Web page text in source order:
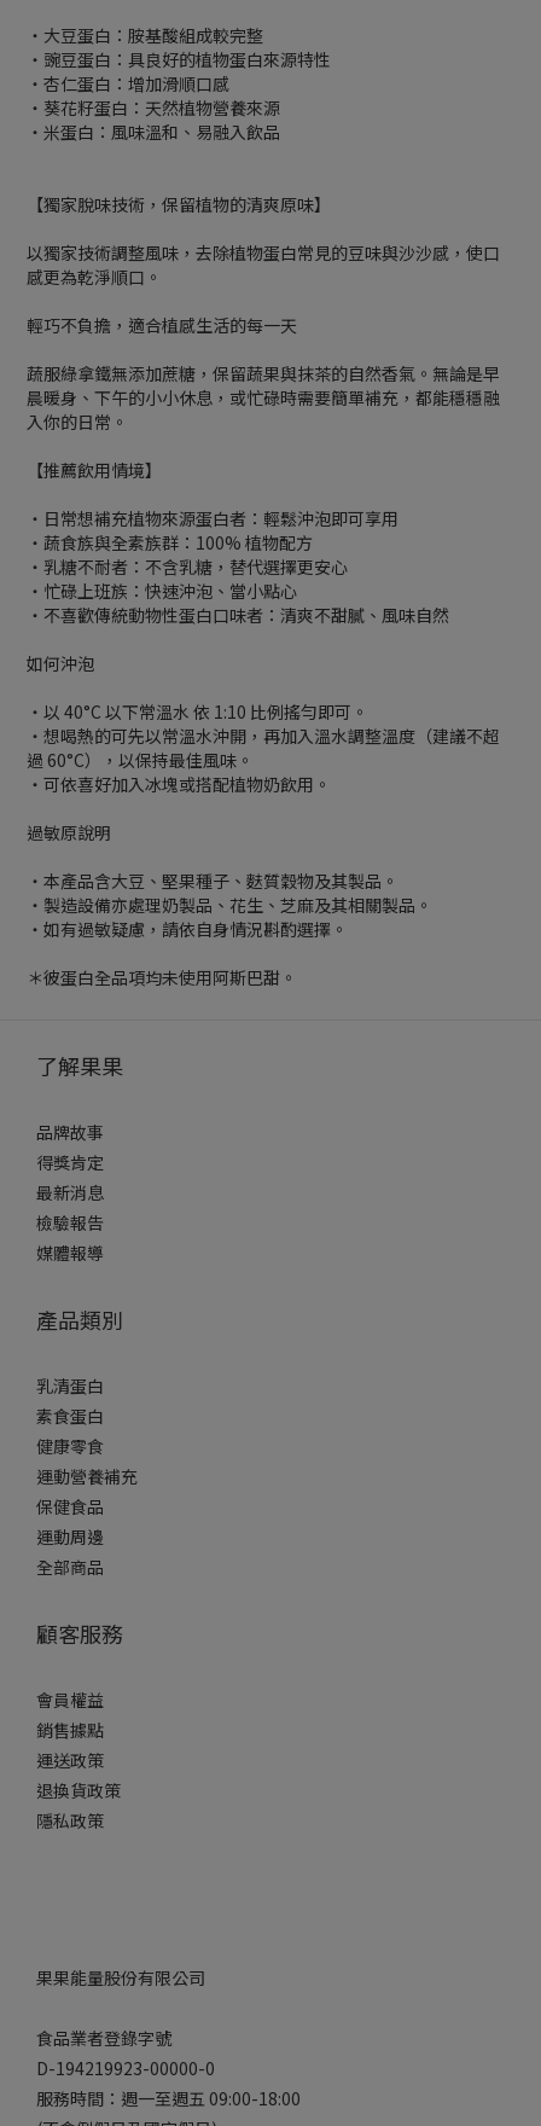
・大豆蛋白：胺基酸組成較完整
・豌豆蛋白：具良好的植物蛋白來源特性
・杏仁蛋白：增加滑順口感
・葵花籽蛋白：天然植物營養來源
・米蛋白：風味溫和、易融入飲品
【獨家脫味技術，保留植物的清爽原味】
以獨家技術調整風味，去除植物蛋白常見的豆味與沙沙感，使口
感更為乾淨順口。
輕巧不負擔，適合植感生活的每一天
蔬服綠拿鐵無添加蔗糖，保留蔬果與抹茶的自然香氣。無論是早
晨暖身、下午的小小休息，或忙碌時需要簡單補充，都能穩穩融
入你的日常。
【推薦飲用情境】
・日常想補充植物來源蛋白者：輕鬆沖泡即可享用
・蔬食族與全素族群：100% 植物配方
・乳糖不耐者：不含乳糖，替代選擇更安心
・忙碌上班族：快速沖泡、當小點心
・不喜歡傳統動物性蛋白口味者：清爽不甜膩、風味自然
如何沖泡
・以 40°C 以下常溫水 依 1:10 比例搖勻即可。
・想喝熱的可先以常溫水沖開，再加入溫水調整溫度（建議不超
過 60°C），以保持最佳風味。
・可依喜好加入冰塊或搭配植物奶飲用。
過敏原說明
・本產品含大豆、堅果種子、麩質穀物及其製品。
・製造設備亦處理奶製品、花生、芝麻及其相關製品。
・如有過敏疑慮，請依自身情況斟酌選擇。
＊彼蛋白全品項均未使用阿斯巴甜。
了解果果
品牌故事
得獎肯定
最新消息
檢驗報告
媒體報導
產品類別
乳清蛋白
素食蛋白
健康零食
運動營養補充
保健食品
運動周邊
全部商品
顧客服務
會員權益
銷售據點
運送政策
退換貨政策
隱私政策
果果能量股份有限公司
食品業者登錄字號
D-194219923-00000-0
服務時間：週一至週五 09:00-18:00